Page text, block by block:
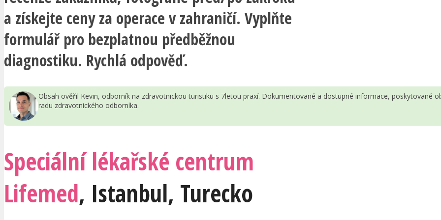
a získejte ceny za operace v zahraničí. Vyplňte
formulář pro bezplatnou předběžnou
diagnostiku. Rychlá odpověď.
Obsah ověřil Kevin, odborník na zdravotnickou turistiku s 7letou praxí. Dokumentované a dostupné informace, poskytované
radu zdravotnického odborníka.
Speciální lékařské centrum
Lifemed, Istanbul, Turecko